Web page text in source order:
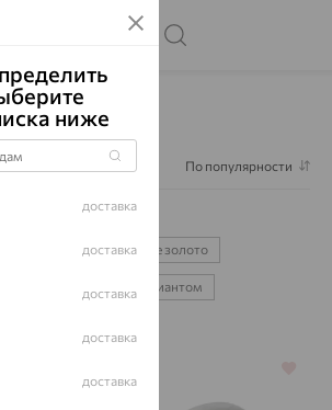
Обручальные кольца
мм
По популярности
4 мм 5
желтое золото
с бриллиантом
ниже
доставка
доставка
доставка
доставка
доставка